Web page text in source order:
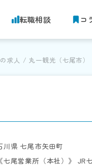
転職相談 コ
求人 / 丸一観光（七尾市）
川県 七尾市矢田町
《七尾営業所（本社）》 JR